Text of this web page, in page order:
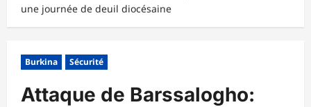
une journée de deuil diocésaine
Burkina Sécurité
Attaque de Barssalogho: